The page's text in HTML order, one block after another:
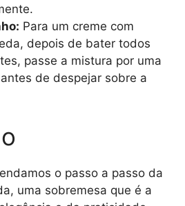
Para um creme com
depois de bater todos
passe a mistura por uma
de despejar sobre a
o passo a passo da
uma sobremesa que é a